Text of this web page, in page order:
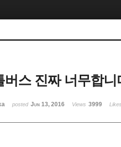
버스 진짜 너무합니
posted Jun 13, 2016 Views 3999 Likes